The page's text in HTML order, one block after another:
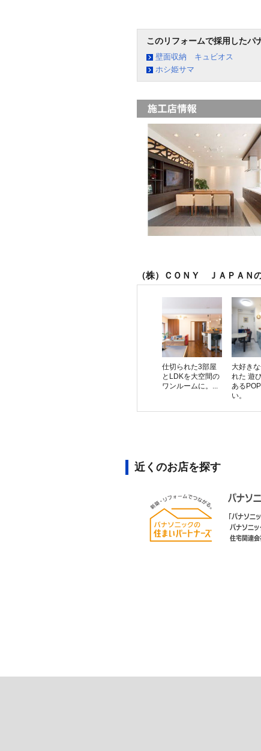
このリフォームで採用したパ
壁面収納 キュビオス
ホシ姫サマ
（株）ＣＯＮＹ ＪＡＰＡＮ
仕切られた3部屋
とLDKを大空間の
ワンルームに。...
大好き
れた 遊
ある
い。
近くのお店を探す